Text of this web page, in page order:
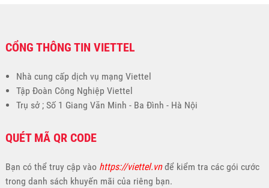
CỔNG THÔNG TIN VIETTEL
Nhà cung cấp dịch vụ mạng Viettel
Tập Đoàn Công Nghiệp Viettel
Trụ sở ; Số 1 Giang Văn Minh - Ba Đình - Hà Nội
QUÉT MÃ QR CODE
Bạn có thể truy cập vào https://viettel.vnđể kiểm tra các gói cước
trong danh sách khuyến mãi của riêng bạn.